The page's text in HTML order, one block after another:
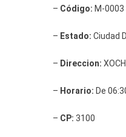
– Código: M-0003
– Estado: Ciudad
– Direccion:
– Horario: De
– CP: 3100